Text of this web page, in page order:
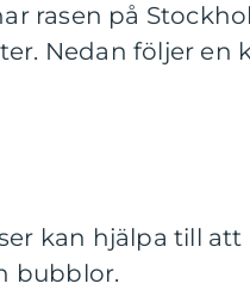
rasen på
Nedan följer
kan hjälpa till
bubblor.